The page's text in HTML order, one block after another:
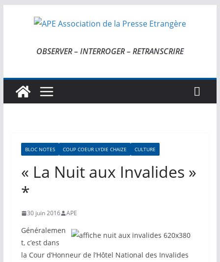
OBSERVER – INTERROGER – RETRANSCRIRE
BLOC NOTES COUP COEUR LYDIE CHAIZE CULTURE
« La Nuit aux Invalides »
*
30 juin 2016 APE
Généralemen
t, c’est dans
la Cour d’Honneur de l’Hôtel National des Invalides